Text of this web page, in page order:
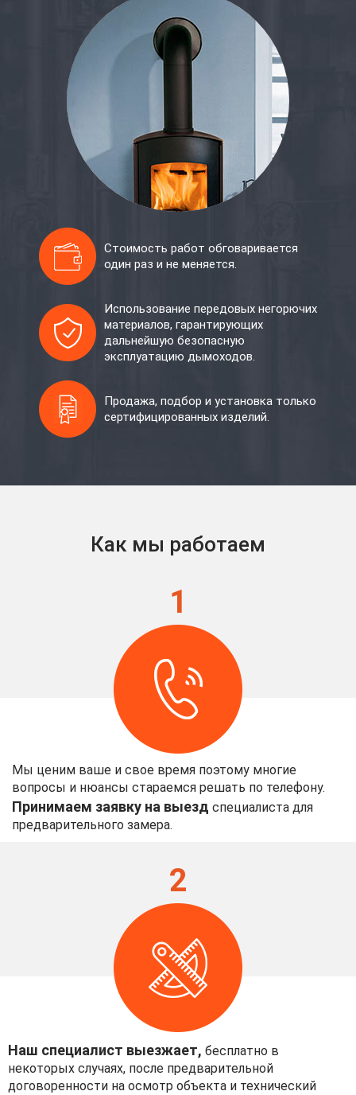
Стоимость работ обговаривается
один раз и не меняется.
Использование передовых негорючих
материалов, гарантирующих
дальнейшую безопасную
эксплуатацию дымоходов.
Продажа, подбор и установка только
сертифицированных изделий.
Как мы работаем
Мы ценим ваше и свое время поэтому многие
вопросы и нюансы стараемся решать по телефону.
Принимаем заявку на выезд специалиста для
предварительного замера.
1
Наш специалист выезжает, бесплатно в
некоторых случаях, после предварительной
договоренности на осмотр объекта и технический
2